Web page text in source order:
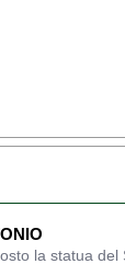
la statua del